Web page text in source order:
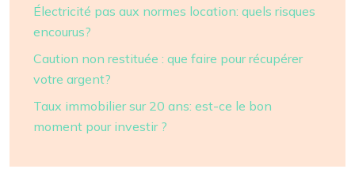
Électricité pas aux normes location: quels risques
encourus?
Caution non restituée : que faire pour récupérer
votre argent?
Taux immobilier sur 20 ans: est-ce le bon
moment pour investir ?